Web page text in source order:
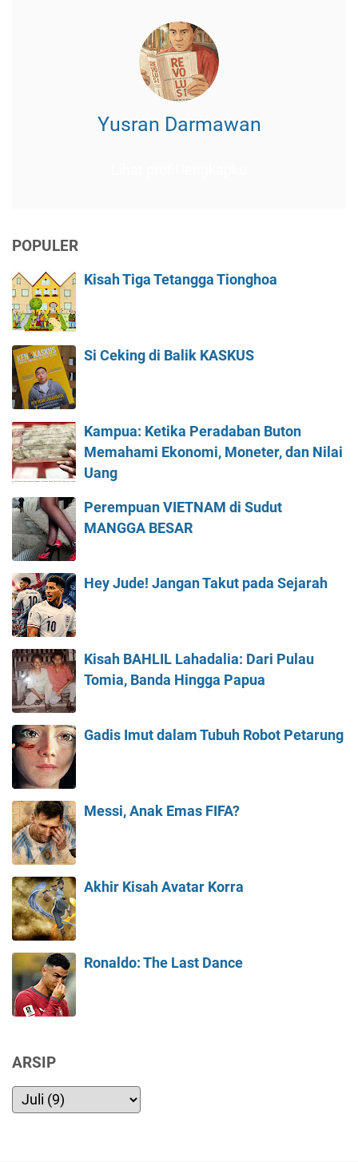
Yusran Darmawan
POPULER
Kisah Tiga Tetangga Tionghoa
Si Ceking di Balik KASKUS
Kampua: Ketika Peradaban Buton
Memahami Ekonomi, Moneter, dan Nilai
Uang
Perempuan VIETNAM di Sudut
MANGGA BESAR
Hey Jude! Jangan Takut pada Sejarah
Kisah BAHLIL Lahadalia: Dari Pulau
Tomia, Banda Hingga Papua
Gadis Imut dalam Tubuh Robot Petarung
Messi, Anak Emas FIFA?
Akhir Kisah Avatar Korra
Ronaldo: The Last Dance
ARSIP